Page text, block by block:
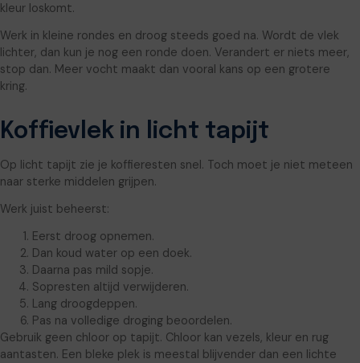
kleur loskomt.
Werk in kleine rondes en droog steeds goed na. Wordt de vlek
lichter, dan kun je nog een ronde doen. Verandert er niets meer,
stop dan. Meer vocht maakt dan vooral kans op een grotere
kring.
Koffievlek in licht tapijt
Op licht tapijt zie je koffieresten snel. Toch moet je niet meteen
naar sterke middelen grijpen.
Werk juist beheerst:
Eerst droog opnemen.
Dan koud water op een doek.
Daarna pas mild sopje.
Sopresten altijd verwijderen.
Lang droogdeppen.
Pas na volledige droging beoordelen.
Gebruik geen chloor op tapijt. Chloor kan vezels, kleur en rug
aantasten. Een bleke plek is meestal blijvender dan een lichte